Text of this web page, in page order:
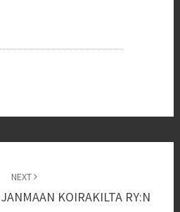
NEXT
KOIRAKILTA RY:N